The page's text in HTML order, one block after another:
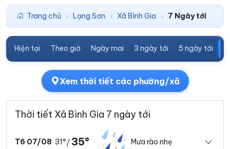
Trang chủ › Lạng Sơn › Xã Bình Gia › 7 Ngày tới
Hiện tại Theo giờ Ngày mai 3 ngày tới 5 ngày tới
Xem thời tiết các phường/xã
Thời tiết Xã Bình Gia 7 ngày tới
T6 07/08 31°/ 35° Mưa rào nhẹ